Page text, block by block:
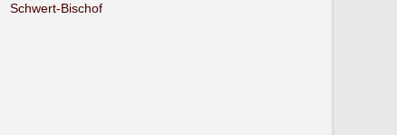
Schw­ert-Bischof